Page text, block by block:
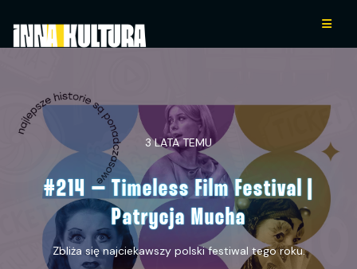
3 LATA TEMU
#214 – Timeless Film Festival |
Patrycja Mucha
Zbliża się najciekawszy polski festiwal tego roku.